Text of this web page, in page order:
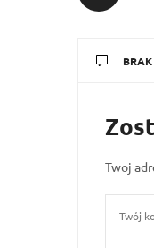
Twoj